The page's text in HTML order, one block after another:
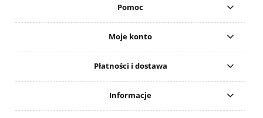
Pomoc
Moje konto
Płatności i dostawa
Informacje